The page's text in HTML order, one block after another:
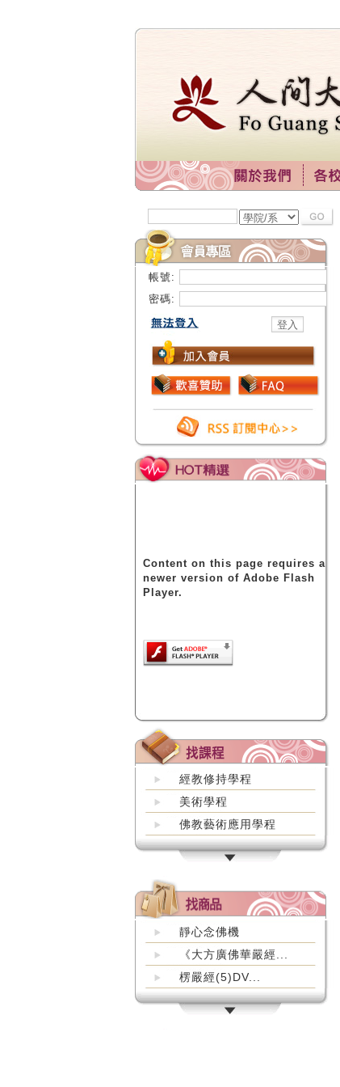
帳號:
密碼:
Content on this page requires a
newer version of Adobe Flash
Player.
經教修持學程
美術學程
佛教藝術應用學程
靜心念佛機
《大方廣佛華嚴經...
楞嚴經(5)DV...